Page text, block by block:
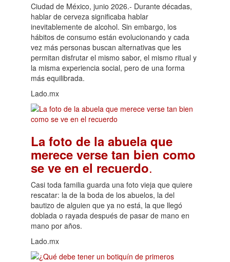
Ciudad de México, junio 2026.- Durante décadas,
hablar de cerveza significaba hablar
inevitablemente de alcohol. Sin embargo, los
hábitos de consumo están evolucionando y cada
vez más personas buscan alternativas que les
permitan disfrutar el mismo sabor, el mismo ritual y
la misma experiencia social, pero de una forma
más equilibrada.
Lado.mx
La foto de la abuela que
merece verse tan bien como
se ve en el recuerdo.
Casi toda familia guarda una foto vieja que quiere
rescatar: la de la boda de los abuelos, la del
bautizo de alguien que ya no está, la que llegó
doblada o rayada después de pasar de mano en
mano por años.
Lado.mx